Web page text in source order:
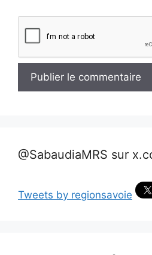
@SabaudiaMRS sur
Tweets by regionsavoie